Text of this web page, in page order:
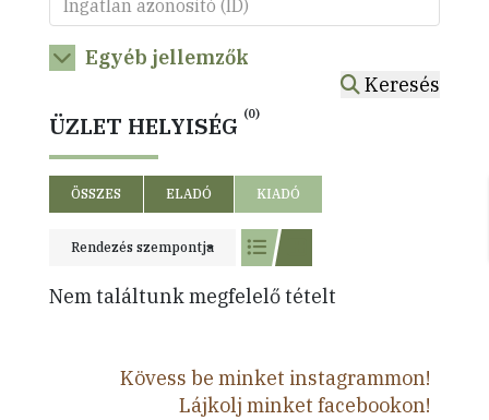
Egyéb jellemzők
Keresés
ÜZLET HELYISÉG (0)
ÖSSZES ELADÓ KIADÓ
Rendezés szempontja
Nem találtunk megfelelő tételt
Kövess be minket instagrammon!
Lájkolj minket facebookon!